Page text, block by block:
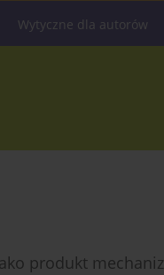
Wytyczne dla autorów
produkt